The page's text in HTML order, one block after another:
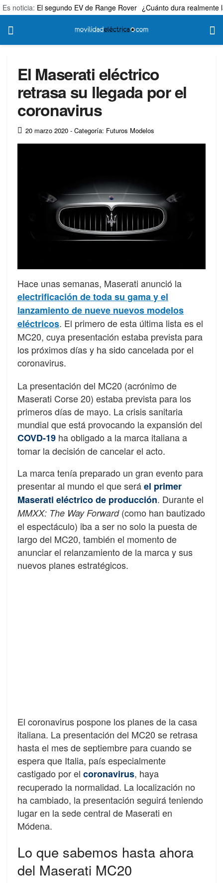
Es noticia: El segundo EV de Range Rover ¿Cuánto dura realmente
El Maserati eléctrico
retrasa su llegada por el
coronavirus
20 marzo 2020 - Categoría: Futuros Modelos
Hace unas semanas, Maserati anunció la
electrificación de toda su gama y el
lanzamiento de nueve nuevos modelos
eléctricos. El primero de esta última lista es el
MC20, cuya presentación estaba prevista para
los próximos días y ha sido cancelada por el
coronavirus.
La presentación del MC20 (acrónimo de
Maserati Corse 20) estaba prevista para los
primeros días de mayo. La crisis sanitaria
mundial que está provocando la expansión del
COVD-19 ha obligado a la marca italiana a
tomar la decisión de cancelar el acto.
La marca tenía preparado un gran evento para
presentar al mundo el que seráel primer
Maserati eléctrico de producción. Durante el
MMXX: The Way Forward(como han bautizado
el espectáculo) iba a ser no solo la puesta de
largo del MC20, también el momento de
anunciar el relanzamiento de la marca y sus
nuevos planes estratégicos.
El coronavirus pospone los planes de la casa
italiana. La presentación del MC20 se retrasa
hasta el mes de septiembre para cuando se
espera que Italia, país especialmente
castigado por el coronavirus, haya
recuperado la normalidad. La localización no
ha cambiado, la presentación seguirá teniendo
lugar en la sede central de Maserati en
Módena.
Lo que sabemos hasta ahora
del Maserati MC20